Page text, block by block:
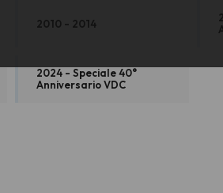
2010 - 2014
2024 - Speciale 40°
Anniversario VDC